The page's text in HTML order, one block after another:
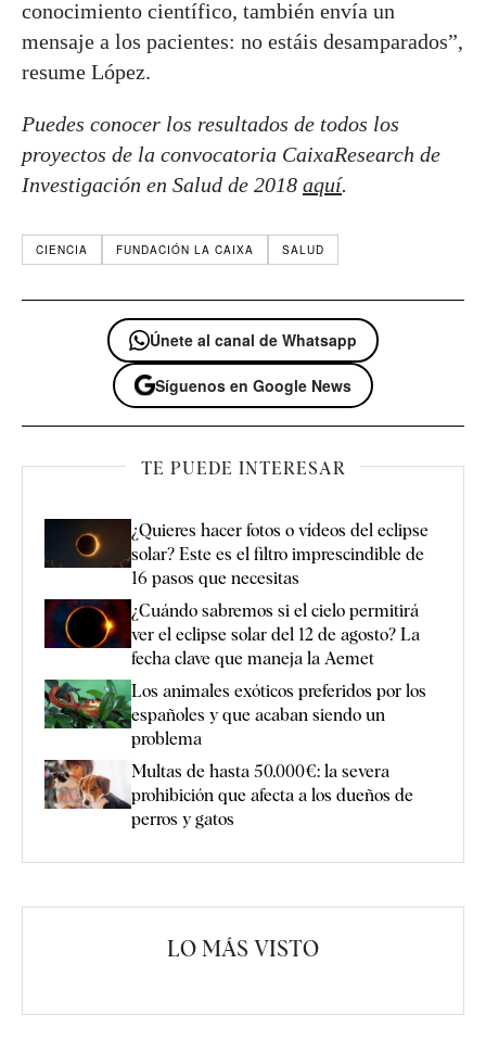
conocimiento científico, también envía un
mensaje a los pacientes: no estáis desamparados”,
resume López.
Puedes conocer los resultados de todos los
proyectos de la convocatoria CaixaResearch de
Investigación en Salud de 2018 aquí.
CIENCIA FUNDACIÓN LA CAIXA SALUD
Únete al canal de Whatsapp
Síguenos en Google News
TE PUEDE INTERESAR
¿Quieres hacer fotos o vídeos del eclipse
solar? Este es el filtro imprescindible de
16 pasos que necesitas
¿Cuándo sabremos si el cielo permitirá
ver el eclipse solar del 12 de agosto? La
fecha clave que maneja la Aemet
Los animales exóticos preferidos por los
españoles y que acaban siendo un
problema
Multas de hasta 50.000€: la severa
prohibición que afecta a los dueños de
perros y gatos
LO MÁS VISTO